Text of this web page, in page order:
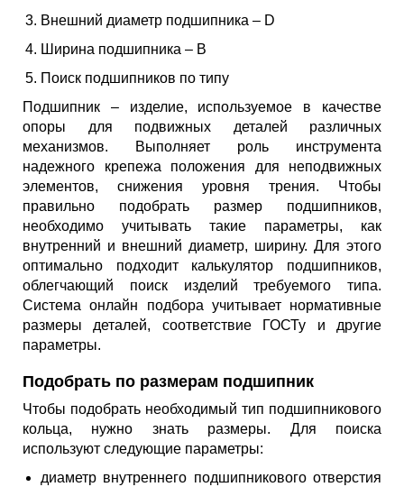
Внешний диаметр подшипника – D
Ширина подшипника – B
Поиск подшипников по типу
Подшипник – изделие, используемое в качестве
опоры для подвижных деталей различных
механизмов. Выполняет роль инструмента
надежного крепежа положения для неподвижных
элементов, снижения уровня трения. Чтобы
правильно подобрать размер подшипников,
необходимо учитывать такие параметры, как
внутренний и внешний диаметр, ширину. Для этого
оптимально подходит калькулятор подшипников,
облегчающий поиск изделий требуемого типа.
Система онлайн подбора учитывает нормативные
размеры деталей, соответствие ГОСТу и другие
параметры.
Подобрать по размерам подшипник
Чтобы подобрать необходимый тип подшипникового
кольца, нужно знать размеры. Для поиска
используют следующие параметры:
диаметр внутреннего подшипникового отверстия